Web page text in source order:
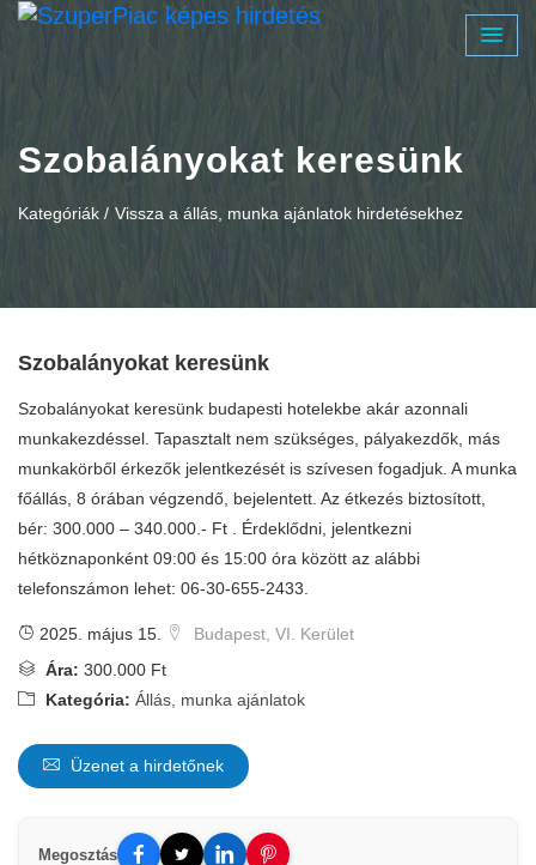
Szobalányokat keresünk
Kategóriák / Vissza a állás, munka ajánlatok hirdetésekhez
Szobalányokat keresünk
Szobalányokat keresünk budapesti hotelekbe akár azonnali
munkakezdéssel. Tapasztalt nem szükséges, pályakezdők, más
munkakörből érkezők jelentkezését is szívesen fogadjuk. A munka
főállás, 8 órában végzendő, bejelentett. Az étkezés biztosított,
bér: 300.000 – 340.000.- Ft . Érdeklődni, jelentkezni
hétköznaponként 09:00 és 15:00 óra között az alábbi
telefonszámon lehet: 06-30-655-2433.
2025. május 15.
Budapest, VI. Kerület
Ára: 300.000 Ft
Kategória: Állás, munka ajánlatok
Üzenet a hirdetőnek
Megosztás